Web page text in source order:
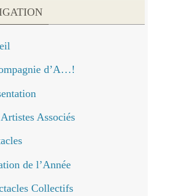
d’A…!
Associés
de l’Année
Collectifs